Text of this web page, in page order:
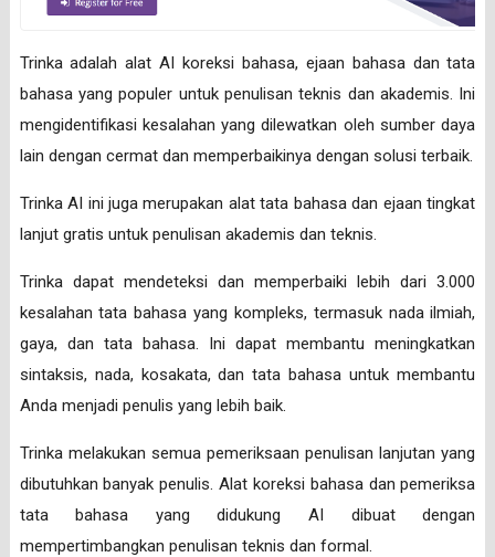
Trinka adalah alat AI koreksi bahasa, ejaan bahasa dan tata
bahasa yang populer untuk penulisan teknis dan akademis. Ini
mengidentifikasi kesalahan yang dilewatkan oleh sumber daya
lain dengan cermat dan memperbaikinya dengan solusi terbaik.
Trinka AI ini juga merupakan alat tata bahasa dan ejaan tingkat
lanjut gratis untuk penulisan akademis dan teknis.
Trinka dapat mendeteksi dan memperbaiki lebih dari 3.000
kesalahan tata bahasa yang kompleks, termasuk nada ilmiah,
gaya, dan tata bahasa. Ini dapat membantu meningkatkan
sintaksis, nada, kosakata, dan tata bahasa untuk membantu
Anda menjadi penulis yang lebih baik.
Trinka melakukan semua pemeriksaan penulisan lanjutan yang
dibutuhkan banyak penulis. Alat koreksi bahasa dan pemeriksa
tata bahasa yang didukung AI dibuat dengan
mempertimbangkan penulisan teknis dan formal.